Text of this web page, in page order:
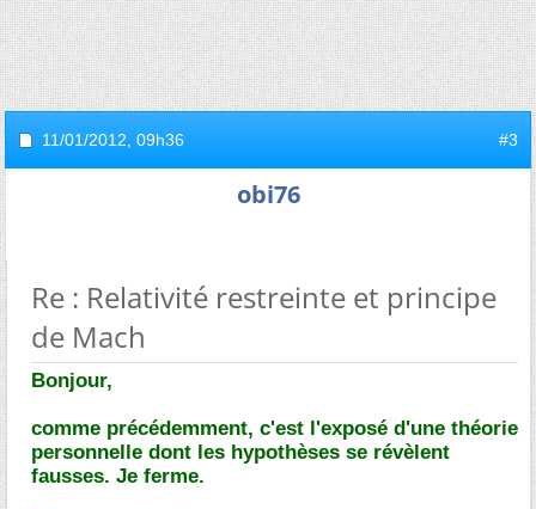
11/01/2012, 09h36 #3
obi76
Re : Relativité restreinte et principe
de Mach
Bonjour,
comme précédemment, c'est l'exposé d'une théorie
personnelle dont les hypothèses se révèlent
fausses. Je ferme.